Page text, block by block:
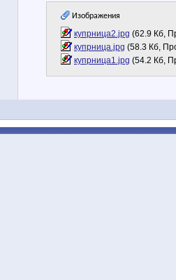
Изображения
купрница2.jpg (62.9 Кб,
купрница.jpg (58.3 Кб,
купрница1.jpg (54.2 Кб,